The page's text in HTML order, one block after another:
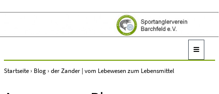
Startseite› Blog› der Zander | vom Lebewesen zum Lebensmittel